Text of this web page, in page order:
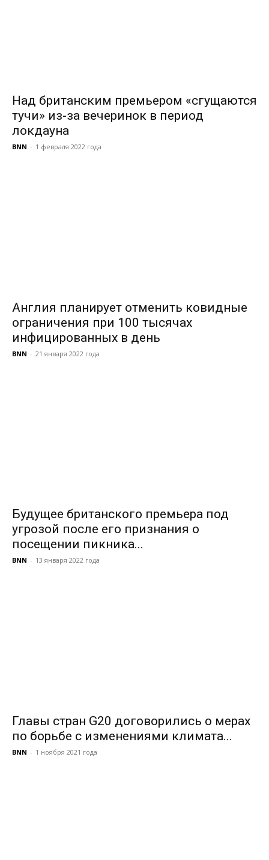
Над британским премьером «сгущаются
тучи» из-за вечеринок в период
локдауна
BNN - 1 февраля 2022 года
Англия планирует отменить ковидные
ограничения при 100 тысячах
инфицированных в день
BNN - 21 января 2022 года
Будущее британского премьера под
угрозой после его признания о
посещении пикника...
BNN - 13 января 2022 года
Главы стран G20 договорились о мерах
по борьбе с изменениями климата...
BNN - 1 ноября 2021 года